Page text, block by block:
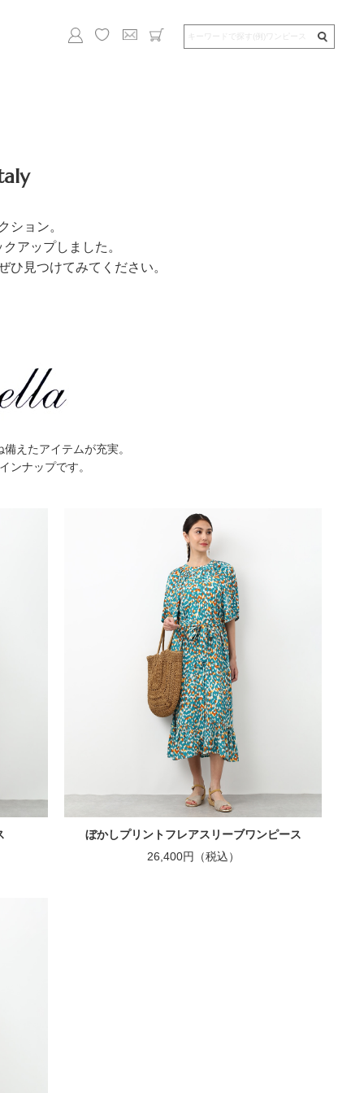
ション。
アップしました。
ひ見つけてみてください。
えたアイテムが充実。
ンナップです。
ぼかしプリントフレアスリーブワンピース
26,400円（税込）